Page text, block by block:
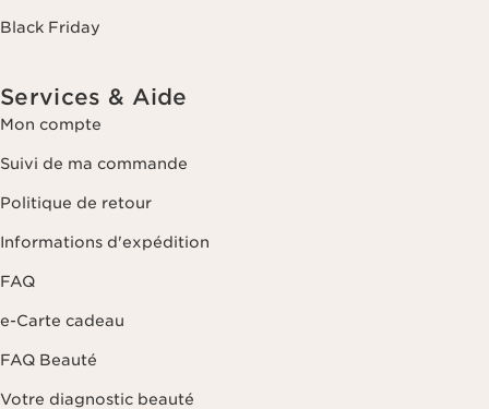
Black Friday
Services & Aide
Mon compte
Suivi de ma commande
Politique de retour
Informations d'expédition
FAQ
e-Carte cadeau
FAQ Beauté
Votre diagnostic beauté